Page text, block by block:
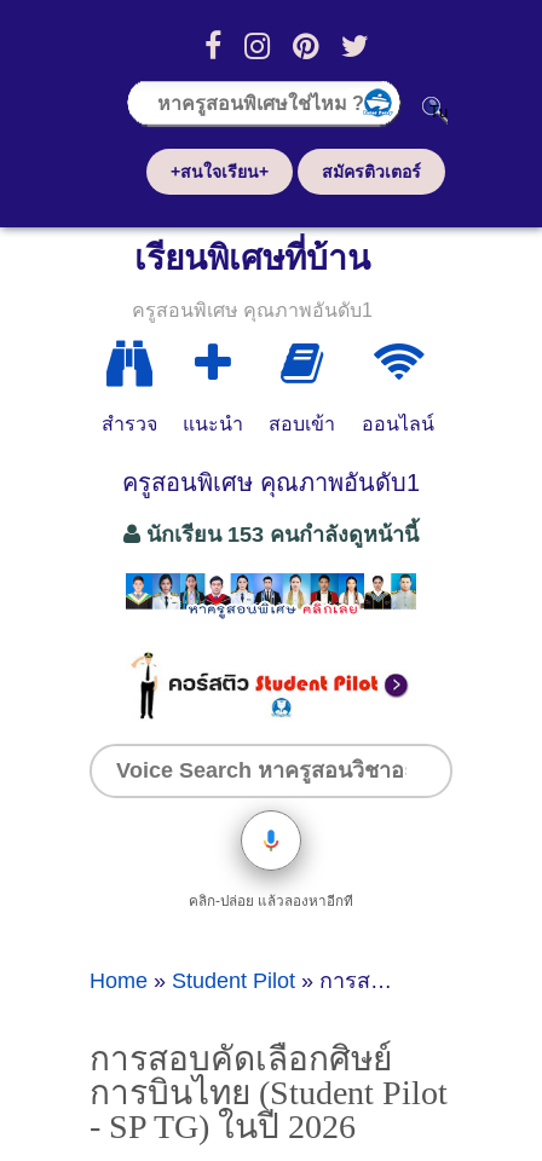
+สนใจเรียน+ สมัครติวเตอร์
เรียนพิเศษที่บ้าน
ครูสอนพิเศษ คุณภาพอันดับ1
สำรวจ แนะนำ สอบเข้า ออนไลน์
ครูสอนพิเศษ คุณภาพอันดับ1
นักเรียน 153 คนกำลังดูหน้านี้
คลิก-ปล่อย แล้วลองหาอีกที
Home » Student Pilot » การสอบคัดเลือกศิษย์การบินไทย (Student Pilot - SP TG) ในปี 2026
การสอบคัดเลือกศิษย์
การบินไทย (Student Pilot
- SP TG) ในปี 2026